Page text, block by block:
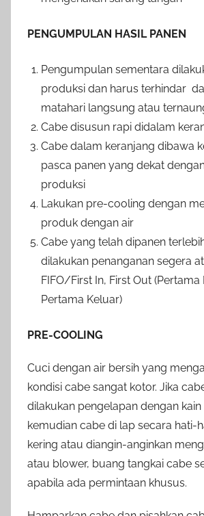
PENGUMPULAN HASIL PANEN
Pengumpulan sementara
produksi dan harus terhindar
matahari langsung atau
Cabe disusun rapi didalam
Cabe dalam keranjang dibawa
pasca panen yang dekat
produksi
Lakukan pre-cooling dengan
produk dengan air
Cabe yang telah dipanen
dilakukan penanganan segera
FIFO/First In, First Out (Pertama
Pertama Keluar)
PRE-COOLING
Cuci dengan air bersih yang
kondisi cabe sangat kotor. Jika
dilakukan pengelapan dengan kain
kemudian cabe di lap secara hati-
kering atau diangin-anginkan
atau blower, buang tangkai cabe
apabila ada permintaan khusus.